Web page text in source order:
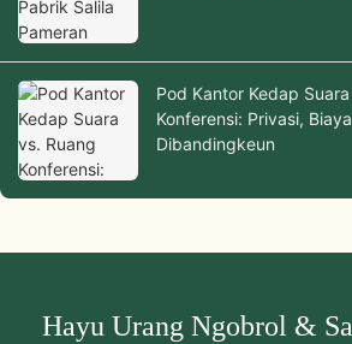
Pod Kantor Kedap
Konferensi: Privasi,
Dibandingkeun
Hayu Urang Ngobrol &